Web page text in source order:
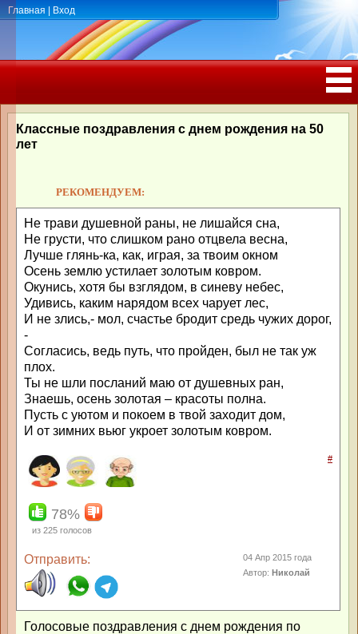
Главная Вход
РОЖДЕНИЯ, ЮБИЛЕЕМ
Классные поздравления с днем рождения на 50
лет
РЕКОМЕНДУЕМ:
Не трави душевной раны, не лишайся сна,
Не грусти, что слишком рано отцвела весна,
Лучше глянь-ка, как, играя, за твоим окном
Осень землю устилает золотым ковром.
Окунись, хотя бы взглядом, в синеву небес,
Удивись, каким нарядом всех чарует лес,
И не злись,- мол, счастье бродит средь чужих дорог,
-
Согласись, ведь путь, что пройден, был не так уж
плох.
Ты не шли посланий маю от душевных ран,
Знаешь, осень золотая – красоты полна.
Пусть с уютом и покоем в твой заходит дом,
И от зимних вьюг укроет золотым ковром.
#
78%
из 225 голосов
Отправить:
04 Апр 2015 года
Автор:Николай
Голосовые поздравления с днем рождения по